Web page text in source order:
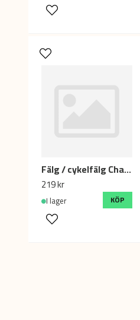
Fälg / cykelfälg Champion DS19 / 700C 28" / 13G x 36H
219 kr
I lager KÖP